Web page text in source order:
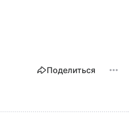
Поделиться